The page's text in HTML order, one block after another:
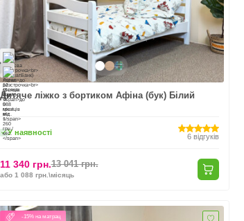
Дитяче ліжко з бортиком Афіна (бук) Білий
У наявності 6 відгуків
13 041 грн.
11 340 грн.
або 1 088 грн.\місяць
-15% на матрац